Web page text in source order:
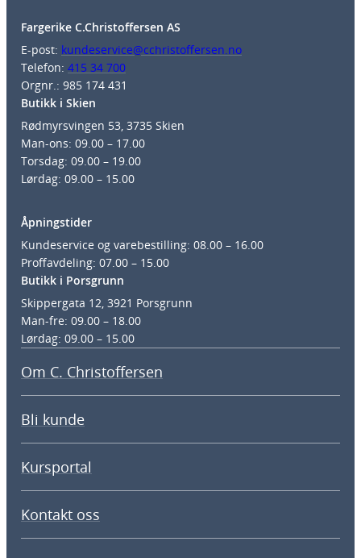
Fargerike C.Christoffersen AS
E-post: kundeservice@cchristoffersen.no
Telefon: 415 34 700
Orgnr.: 985 174 431
Butikk i Skien
Rødmyrsvingen 53, 3735 Skien
Man-ons: 09.00 – 17.00
Torsdag: 09.00 – 19.00
Lørdag: 09.00 – 15.00
Åpningstider
Kundeservice og varebestilling: 08.00 – 16.00
Proffavdeling: 07.00 – 15.00
Butikk i Porsgrunn
Skippergata 12, 3921 Porsgrunn
Man-fre: 09.00 – 18.00
Lørdag: 09.00 – 15.00
Om C. Christoffersen
Bli kunde
Kursportal
Kontakt oss